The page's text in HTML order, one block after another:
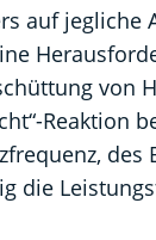
auf
von
Reaktion
des
die